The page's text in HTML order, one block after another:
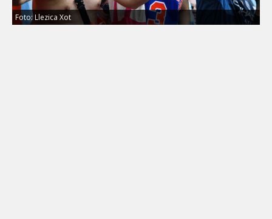
Foto: Llezica Xot